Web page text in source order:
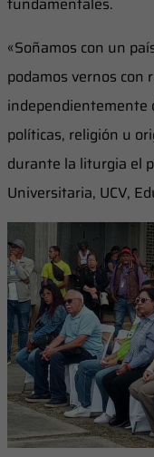
«Soñamos con un
podamos vernos con
independientemente
políticas, religión u
durante la liturgia el
Universitaria, UCV,